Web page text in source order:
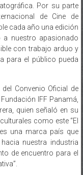
Por su parte
de Cine de
cada año una edición
nuestro apasionado
con trabajo arduo y
para el público pueda
Convenio Oficial de
IFF Panamá,
quien señaló en su
como este “El
una marca país que
nuestra industria
de encuentro para el